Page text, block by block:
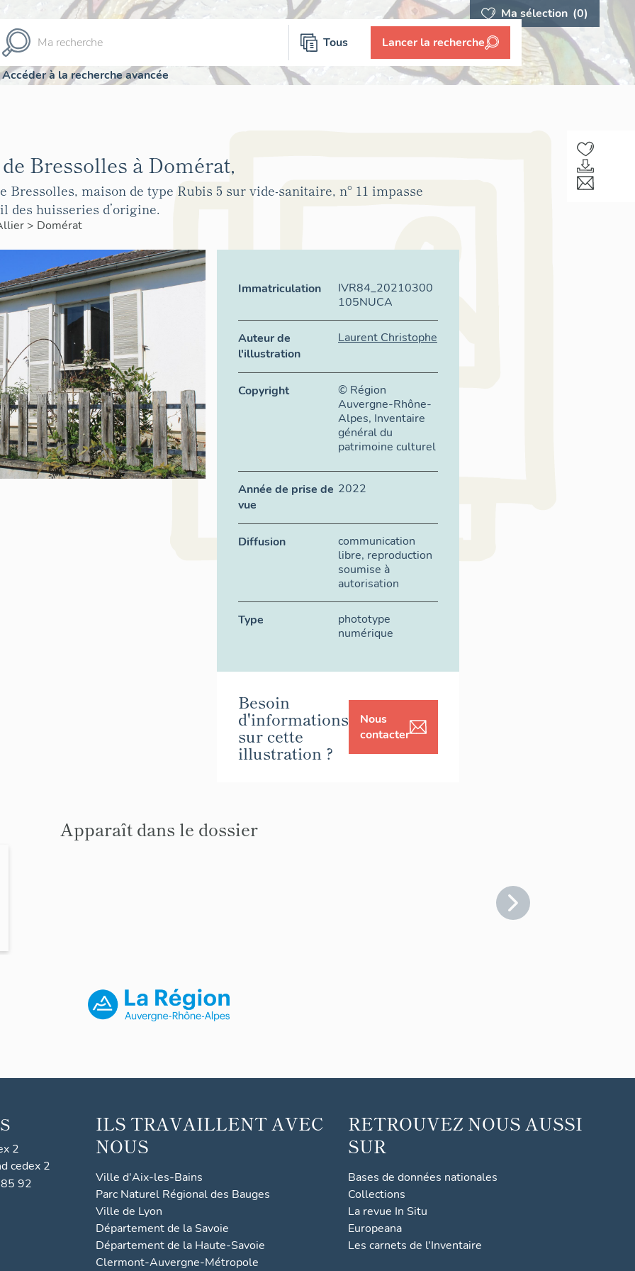
Ma sélection (0)
Tous Lancer la recherche
Accéder à la recherche avancée
Bressolles à Domérat,
Bressolles, maison de type Rubis 5 sur vide-sanitaire, n° 11 impasse
des huisseries d’origine.
> Domérat
Immatriculation
IVR84_20210300
105NUCA
Auteur de
l'illustration
Laurent Christophe
Copyright
© Région
Auvergne-Rhône-
Alpes, Inventaire
général du
patrimoine culturel
Année de prise de
vue
2022
Diffusion
communication
libre, reproduction
soumise à
autorisation
Type
phototype
numérique
Besoin
d'informations
sur cette
illustration ?
Nous
contacter
Apparaît dans le dossier
2
cedex 2
92
ILS TRAVAILLENT AVEC
NOUS
Ville d'Aix-les-Bains
Parc Naturel Régional des Bauges
Ville de Lyon
Département de la Savoie
Département de la Haute-Savoie
Clermont-Auvergne-Métropole
RETROUVEZ NOUS AUSSI
SUR
Bases de données nationales
Collections
La revue In Situ
Europeana
Les carnets de l'Inventaire